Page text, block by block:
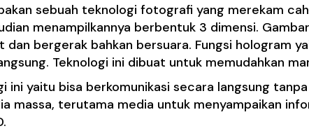
sebuah teknologi fotografi yang merekam
menampilkannya berbentuk 3 dimensi.
bergerak bahkan bersuara. Fungsi hologram
Teknologi ini dibuat untuk memudahkan
ini yaitu bisa berkomunikasi secara langsung
massa, terutama media untuk menyampaikan